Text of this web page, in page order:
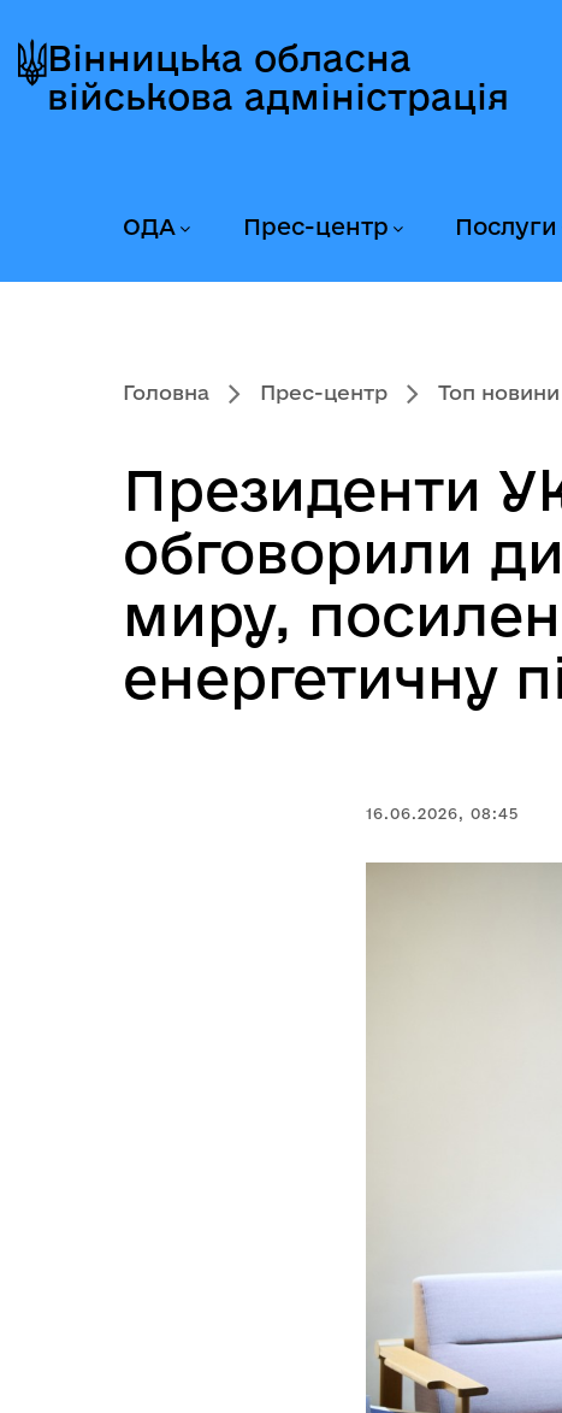
до
головного
до
головного
вмісту
до
головного
колонтитула
Вінницька обласна
військова адміністрація
ОДА Прес-центр Послуги
Головна Прес-центр Топ новини
Президенти
обговорили
миру,
енергетичну
16.06.2026, 08:45